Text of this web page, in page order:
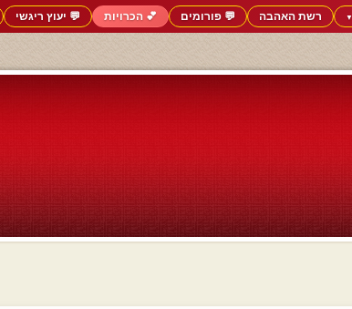
▼ רשת האהבה 💬 פורומים 💕 הכרויות 💬 יעוץ ריגשי